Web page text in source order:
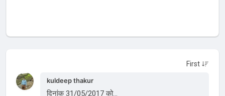
kuldeep thakur
दिनांक 31/05/2017 को...